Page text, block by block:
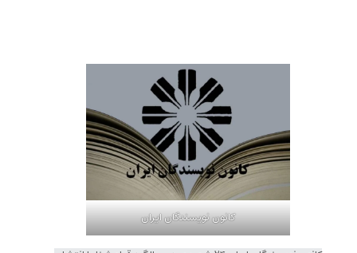
کانون نویسندگان ایران